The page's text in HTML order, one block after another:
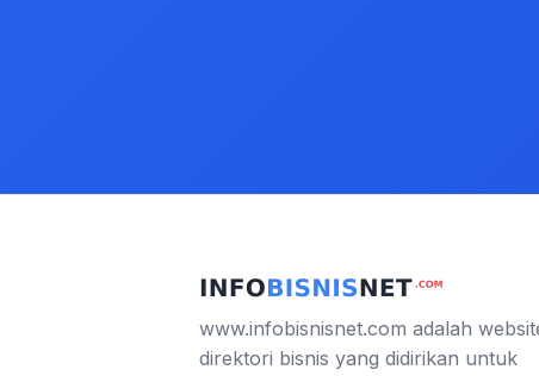
www.infobisnisnet.com adalah
direktori bisnis yang didirikan untuk